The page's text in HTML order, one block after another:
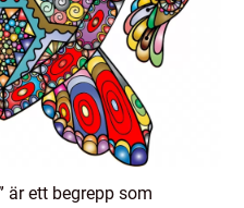
är ett begrepp som